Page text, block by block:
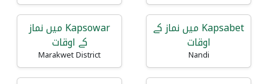
Kapsabet میں نماز کے
اوقات
Nandi
Kapsowar میں نماز
کے اوقات
Marakwet District